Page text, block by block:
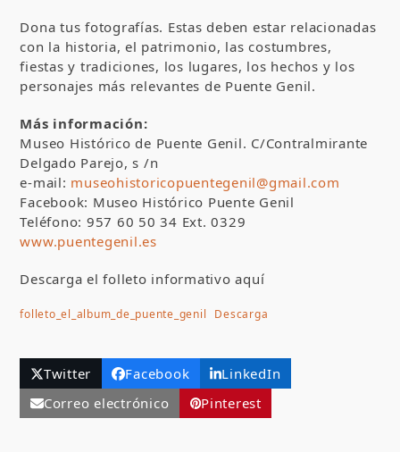
Dona tus fotografías. Estas deben estar relacionadas
con la historia, el patrimonio, las costumbres,
fiestas y tradiciones, los lugares, los hechos y los
personajes más relevantes de Puente Genil.
Más información:
Museo Histórico de Puente Genil. C/Contralmirante
Delgado Parejo, s /n
e-mail: museohistoricopuentegenil@gmail.com
Facebook: Museo Histórico Puente Genil
Teléfono: 957 60 50 34 Ext. 0329
www.puentegenil.es
Descarga el folleto informativo aquí
folleto_el_album_de_puente_genil Descarga
Twitter Facebook
LinkedIn
Correo electrónico
Pinterest